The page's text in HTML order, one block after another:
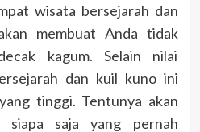
wisata bersejarah dan
membuat Anda tidak
kagum. Selain nilai
dan kuil kuno ini
tinggi. Tentunya akan
siapa saja yang pernah